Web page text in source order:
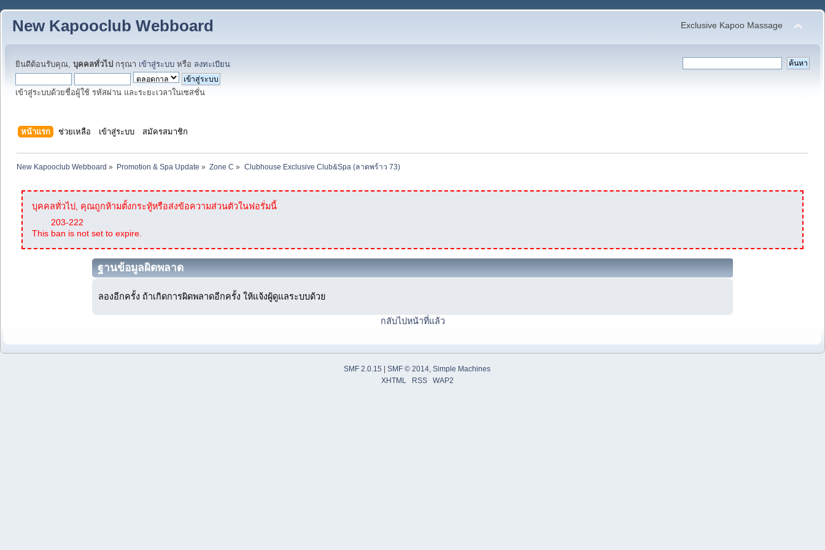
New Kapooclub Webboard Exclusive Kapoo Massage
ยินดีต้อนรับคุณ, บุคคลทั่วไป กรุณา เข้าสู่ระบบ หรือ ลงทะเบียน
เข้าสู่ระบบด้วยชื่อผู้ใช้ รหัสผ่าน และระยะเวลาในเซสชั่น
หน้าแรก ช่วยเหลือ เข้าสู่ระบบ สมัครสมาชิก
New Kapooclub Webboard » Promotion & Spa Update » Zone C » Clubhouse Exclusive Club&Spa (ลาดพร้าว 73)
บุคคลทั่วไป, คุณถูกห้ามตั้งกระทู้หรือส่งข้อความส่วนตัวในฟอรั่มนี้
203-222
This ban is not set to expire.
ฐานข้อมูลผิดพลาด
ลองอีกครั้ง ถ้าเกิดการผิดพลาดอีกครั้ง ให้แจ้งผู้ดูแลระบบด้วย
กลับไปหน้าที่แล้ว
SMF 2.0.15 SMF © 2014 Simple Machines
XHTML
RSS WAP2